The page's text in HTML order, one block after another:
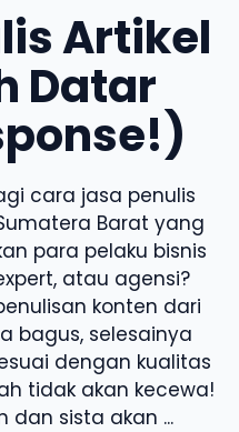
Artikel
Datar
cara jasa penulis
Barat yang
para pelaku bisnis
atau agensi?
konten dari
bagus, selesainya
dengan kualitas
tidak akan kecewa!
dan sista akan ...